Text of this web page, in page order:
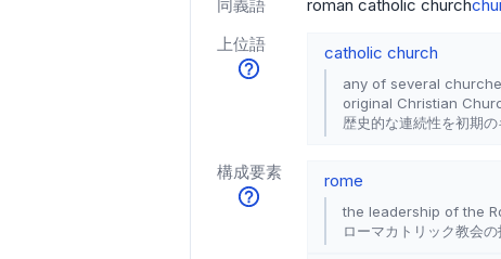
同義語
roman catholic church
上位語
catholic church
any of several
original Christian
歴史的な連続性を初期
構成要素 rome
the leadership of the
ローマカトリック教会の